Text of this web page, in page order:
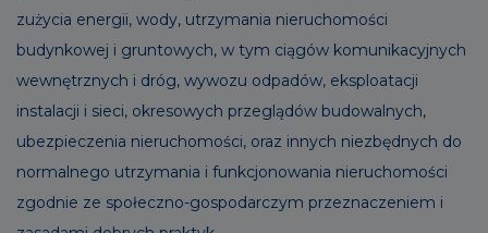
zużycia energii, wody, utrzymania nieruchomości
budynkowej i gruntowych, w tym ciągów komunikacyjnych
wewnętrznych i dróg, wywozu odpadów, eksploatacji
instalacji i sieci, okresowych przeglądów budowalnych,
ubezpieczenia nieruchomości, oraz innych niezbędnych do
normalnego utrzymania i funkcjonowania nieruchomości
zgodnie ze społeczno-gospodarczym przeznaczeniem i